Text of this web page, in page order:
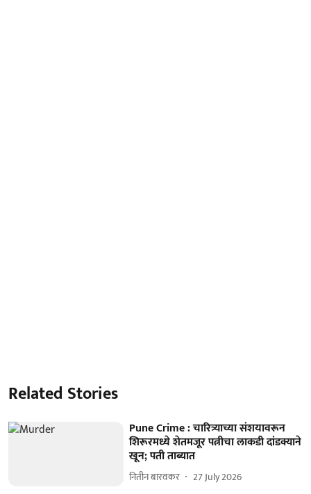
Related Stories
Pune Crime : चारित्र्याच्या संशयावरून
शिरूरमध्ये शेतमजूर पत्नीचा लाकडी दांडक्याने
खून; पती ताब्यात
नितीन बारवकर 27 July 2026